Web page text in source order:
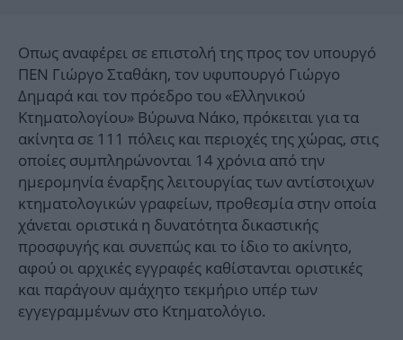
Οπως αναφέρει σε επιστολή της προς τον υπουργό
ΠΕΝ Γιώργο Σταθάκη, τον υφυπουργό Γιώργο
Δημαρά και τον πρόεδρο του «Ελληνικού
Κτηματολογίου» Βύρωνα Νάκο, πρόκειται για τα
ακίνητα σε 111 πόλεις και περιοχές της χώρας, στις
οποίες συμπληρώνονται 14 χρόνια από την
ημερομηνία έναρξης λειτουργίας των αντίστοιχων
κτηματολογικών γραφείων, προθεσμία στην οποία
χάνεται οριστικά η δυνατότητα δικαστικής
προσφυγής και συνεπώς και το ίδιο το ακίνητο,
αφού οι αρχικές εγγραφές καθίστανται οριστικές
και παράγουν αμάχητο τεκμήριο υπέρ των
εγγεγραμμένων στο Κτηματολόγιο.